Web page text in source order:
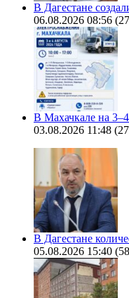
В Дагестане
06.08.2026 08:56
В Махачкале на
03.08.2026 11:48
В Дагестане
05.08.2026 15:40